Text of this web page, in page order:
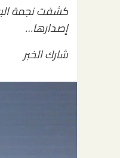
إصدارها…
شارك الخبر